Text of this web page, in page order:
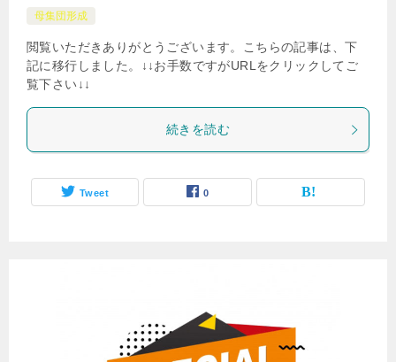
母集団形成
閲覧いただきありがとうございます。こちらの記事は、下
記に移行しました。↓↓お手数ですがURLをクリックしてご
覧下さい↓↓
続きを読む
Tweet 0